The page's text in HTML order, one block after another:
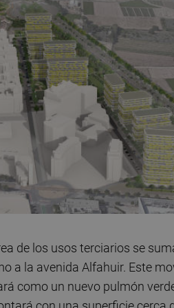
de los usos terciarios se
a la avenida Alfahuir. Este
como un nuevo pulmón